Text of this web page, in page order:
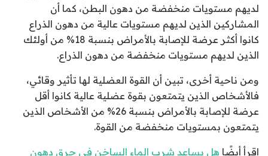
لديهم مستويات منخفضة من دهون البطن، كما أن
المشاركين الذين لديهم مستويات عالية من دهون الذراع
كانوا أكثر عرضة للإصابة بالأمراض بنسبة 18% من أولئك
الذين لديهم مستويات منخفضة من دهون الذراع.
ومن ناحية أخرى، تبين أن القوة العضلية لها تأثير وقائي،
فالأشخاص الذين يتمتعون بقوة عضلية عالية كانوا أقل
عرضة للإصابة بالأمراض بنسبة 26% من الأشخاص الذين
يتمتعون بمستويات منخفضة من القوة.
اقرأ أيضًا هل يساعد شرب الماء الساخن في حرق دهون